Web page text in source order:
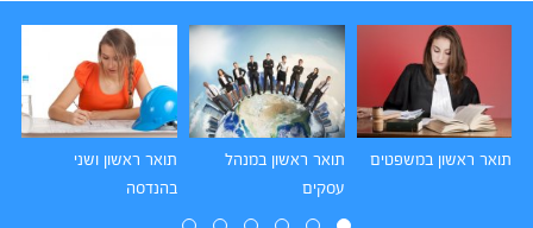
תואר ראשון במשפטים
תואר ראשון במנהל
עסקים
תואר ראשון ושני
בהנדסה